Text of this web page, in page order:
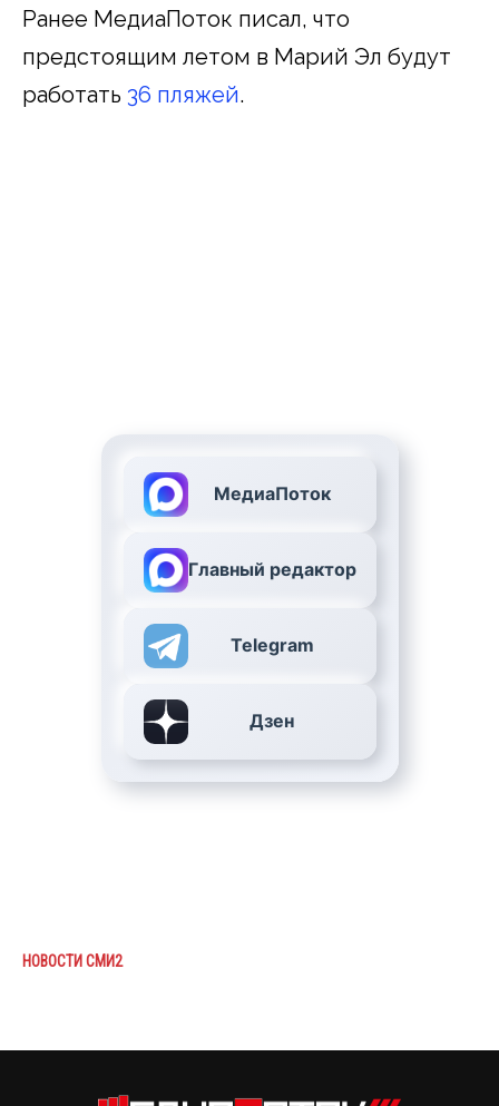
Ранее МедиаПоток писал, что
предстоящим летом в Марий Эл будут
работать 36 пляжей.
МедиаПоток
Главный редактор
Telegram
Дзен
НОВОСТИ СМИ2